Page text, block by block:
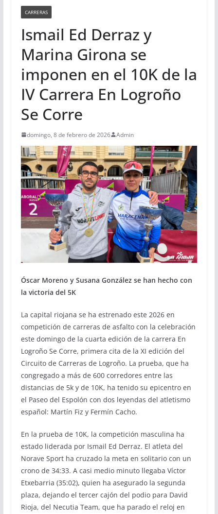
CARRERAS
Ismail Ed Derraz y
Marina Girona se
imponen en el 10K de la
IV Carrera En Logroño
Se Corre
domingo, 8 de febrero de 2026 Admin
Óscar Moreno y Susana González se han hecho con
la victoria del 5K
La capital riojana se ha estrenado este 2026 en
competición de carreras de asfalto con la celebración
este domingo de la cuarta edición de la carrera En
Logroño Se Corre, primera cita de la XI edición del
Circuito de Carreras de Logroño. La prueba, que ha
congregado a más de 600 corredores entre las
distancias de 5k y de 10K, ha tenido su epicentro en
el Paseo del Espolón con dos leyendas del atletismo
español: Martín Fiz y Fermín Cacho.
En la prueba de 10K, la competición masculina ha
estado liderada por Ismail Ed Derraz. El atleta del
Norave Sport ha cruzado la meta en solitario con un
crono de 34:33. A casi medio minuto llegaba Víctor
Etxebarria (35:02), quien ha asegurado la segunda
plaza, dejando el tercer cajón del podio para David
Rioja, del Necutia Team, que ha parado el reloj en